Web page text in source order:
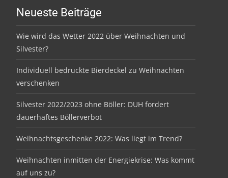
Neueste Beiträge
Wie wird das Wetter 2022 über Weihnachten und
Silvester?
Individuell bedruckte Bierdeckel zu Weihnachten
verschenken
Silvester 2022/2023 ohne Böller: DUH fordert
dauerhaftes Böllerverbot
Weihnachtsgeschenke 2022: Was liegt im Trend?
Weihnachten inmitten der Energiekrise: Was kommt
auf uns zu?